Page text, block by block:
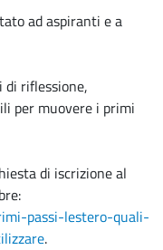
ad aspiranti e a
di riflessione,
per muovere i primi
di iscrizione al
passi-lestero-quali-
.